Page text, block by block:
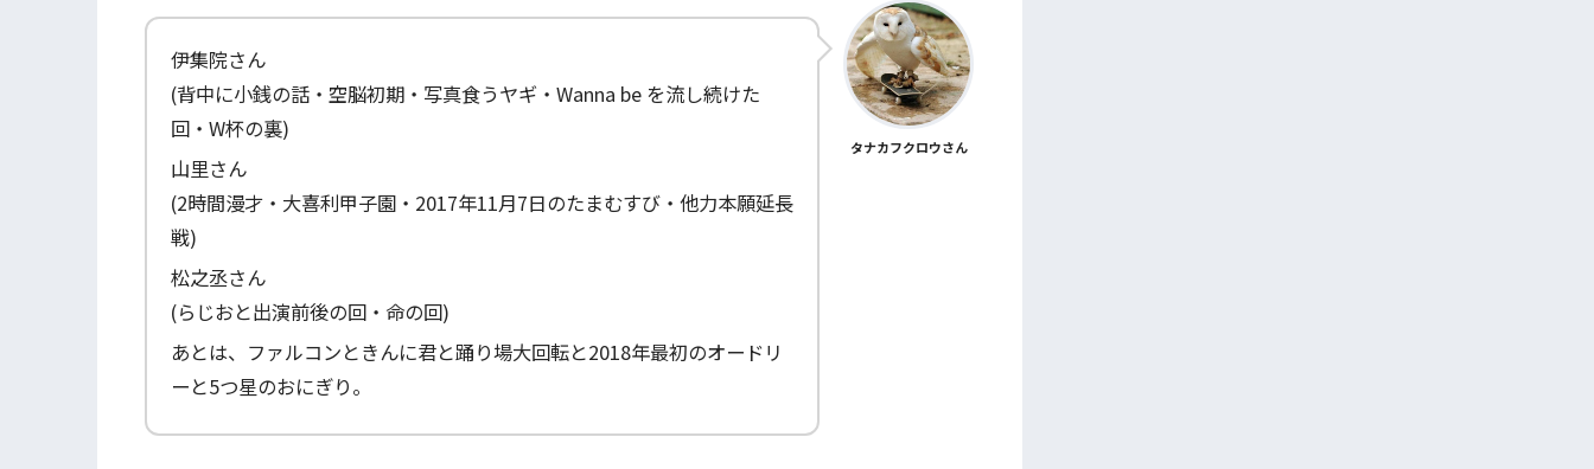
伊集院さん
(背中に小銭の話・空脳初期・写真食うヤギ・Wanna be を流し続けた
回・W杯の裏)
山里さん
(2時間漫才・大喜利甲子園・2017年11月7日のたまむすび・他力本願延長
戦)
松之丞さん
(らじおと出演前後の回・命の回)
あとは、ファルコンときんに君と踊り場大回転と2018年最初のオードリ
ーと5つ星のおにぎり。
タナカフクロウさん